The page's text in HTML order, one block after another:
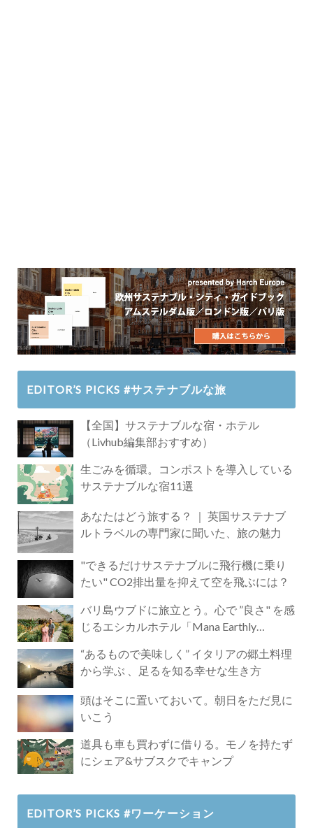
EDITOR’S PICKS #サステナブルな旅
【全国】サステナブルな宿・ホテル
（Livhub編集部おすすめ）
生ごみを循環。コンポストを導入している
サステナブルな宿11選
あなたはどう旅する？ ｜ 英国サステナブ
ルトラベルの専門家に聞いた、旅の魅力
"できるだけサステナブルに飛行機に乗り
たい" CO2排出量を抑えて空を飛ぶには？
バリ島ウブドに旅立とう。心で ”良さ" を感
じるエシカルホテル「Mana Earthly
“あるもので美味しく” イタリアの郷土料理
から学ぶ 、足るを知る幸せな生き方
頭はそこに置いておいて。朝日をただ見に
いこう
道具も車も買わずに借りる。モノを持たず
にシェア&サブスクでキャンプ
EDITOR’S PICKS #ワーケーション